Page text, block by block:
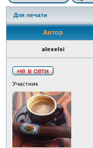
Для печати
Автор
alexelsi
Участник